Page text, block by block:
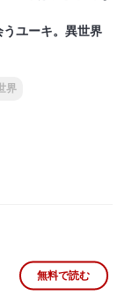
ユーキ。異世界
界
無料で読む